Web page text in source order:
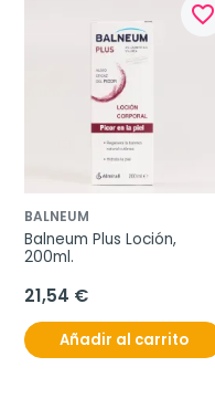
favorite_border
BALNEUM
Balneum Plus Loción,
200ml.
21,54 €
Añadir al carrito